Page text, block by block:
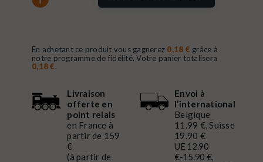
En achetant ce produit vous gagnerez 0,18 € grâce à
notre programme de fidélité. Votre panier totalisera
0,18 €.
Livraison
offerte en
point relais
en France à
partir de 159
€
(à partir de
Envoi à
l’international
Belgique
11.99 €, Suisse
19.90 €
UE 12.90
€-15.90 €,